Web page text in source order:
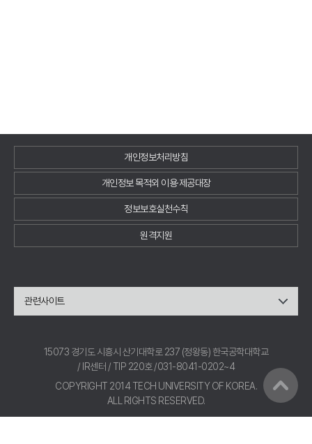
개인정보처리방침
개인정보 목적외 이용·제공대장
정보보호실천수칙
원격지원
관련사이트
15073 경기도 시흥시 산기대학로 237 (정왕동) 한국공학대학교
/ IR센터 / TIP 220호 /031-8041-0202~4
COPYRIGHT 2014 TECH UNIVERSITY OF KOREA.
ALL RIGHTS RESERVED.